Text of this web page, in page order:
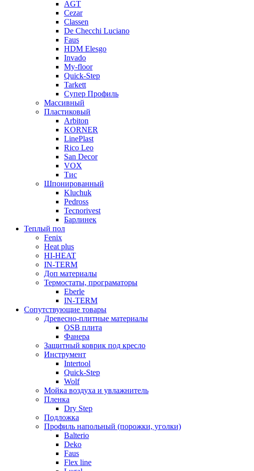
AGT
Cezar
Classen
De Checchi Luciano
Faus
HDM Elesgo
Invado
My-floor
Quick-Step
Tarkett
Супер Профиль
Массивный
Пластиковый
Arbiton
KORNER
LinePlast
Rico Leo
San Decor
VOX
Тис
Шпонированный
Kluchuk
Pedross
Tecnorivest
Барлинек
Теплый пол
Fenix
Heat plus
HI-HEAT
IN-TERM
Доп материалы
Термостаты, програматоры
Eberle
IN-TERM
Сопутствующие товары
Древесно-плитные материалы
OSB плита
Фанера
Защитный коврик под кресло
Инструмент
Intertool
Quick-Step
Wolf
Мойка воздуха и увлажнитель
Пленка
Dry Step
Подложка
Профиль напольный (порожки, уголки)
Balterio
Deko
Faus
Flex line